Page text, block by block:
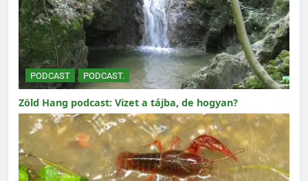
PODCAST PODCAST.
Zöld Hang podcast: Vizet a tájba, de hogyan?